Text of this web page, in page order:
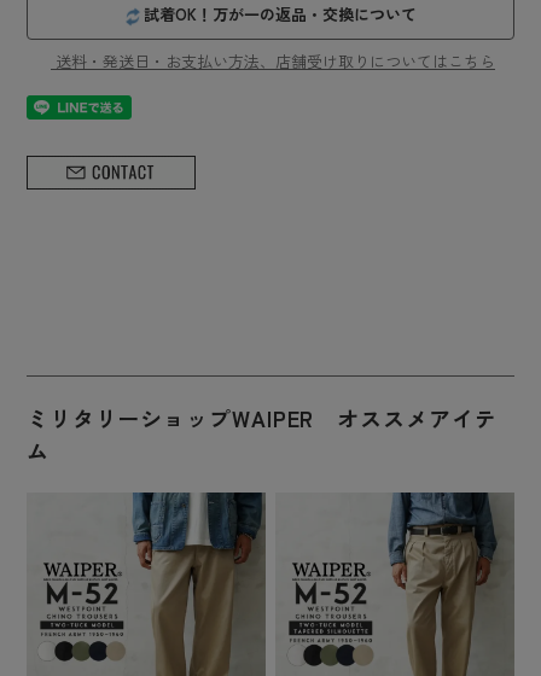
試着OK！万が一の返品・交換について
送料・発送日・お支払い方法、店舗受け取りについてはこちら
ミリタリーショップWAIPER オススメアイテ
ム